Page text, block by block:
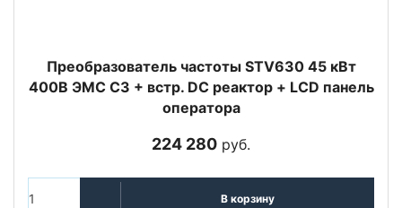
Преобразователь частоты STV630 45 кВт
400В ЭМС С3 + встр. DC реактор + LCD панель
оператора
224 280 руб.
В корзину